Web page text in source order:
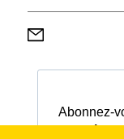
Abonnez-